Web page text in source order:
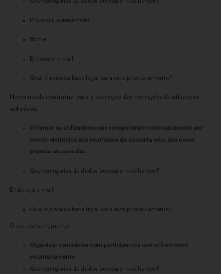
Proposta apresentada
Nome
Endereço e-mail
Qual é a nossa base legal para este processamento?
Necessidade contratual para a execução das condições de utilização
aplicáveis.
Informar os utilizadores que se registaram voluntariamente por
correio eletrónico dos resultados da consulta e/ou dos novos
projetos de consulta.
Que categorias de dados pessoais recolhemos?
Endereço e-mail
Qual é a nossa base legal para este processamento?
O seu consentimento
Organizar seminários com participantes que se inscrevem
voluntariamente
Que categorias de dados pessoais recolhemos?